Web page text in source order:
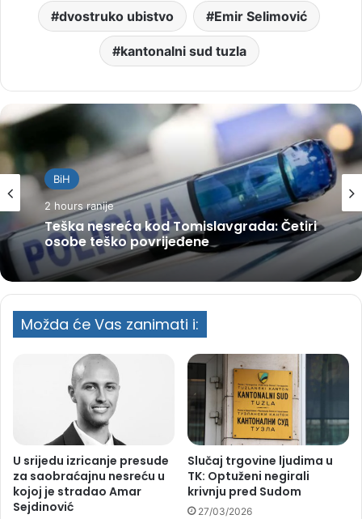
dvostruko ubistvo Emir Selimović
kantonalni sud tuzla
BiH
2 hours ranije
Teška nesreća kod Tomislavgrada: Četiri
osobe teško povrijeđene
Možda će Vas zanimati i:
U srijedu izricanje presude
za saobraćajnu nesreću u
kojoj je stradao Amar
Sejdinović
Slučaj trgovine ljudima u
TK: Optuženi negirali
krivnju pred Sudom
27/03/2026